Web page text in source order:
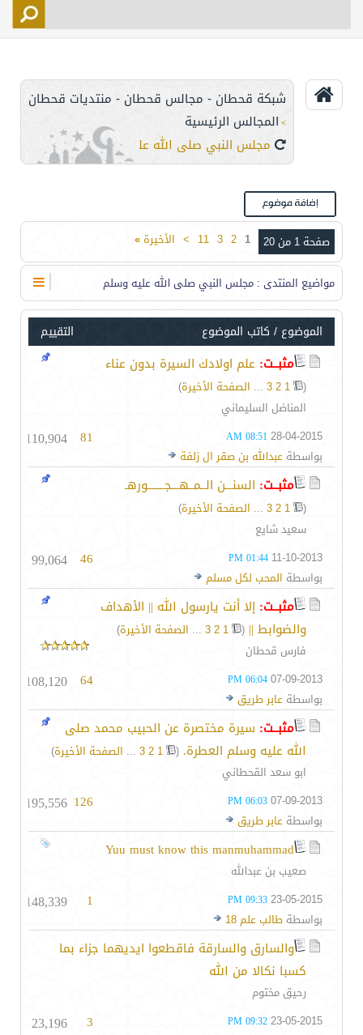
التحكم
شبكة قحطان - مجالس قحطان - منتديات قحطان
> المجالس الرئيسية
مجلس النبي صلى الله عليه وسلم
صفحة 1 من 20 1
2
3
11
> الأخيرة»
مواضيع المنتدى : مجلس النبي صلى الله عليه وسلم
التقييم الموضوع / كاتب الموضوع
مثبــت: علم اولادك السيرة بدون عناء
(
1
2
3
... الصفحة الأخيرة)
المناضل السليماني
28-04-2015
08:51 AM
بواسطة عبدالله بن صقر ال زلفة
81
110,904
مثبــت: السنـــن الــمــهـــجـــــــورهـ
(
1
2
3
... الصفحة الأخيرة)
سعيد شايع
11-10-2013
01:44 PM
بواسطة المحب لكل مسلم
46
99,064
مثبــت: إلا أنت يارسول الله || الأهداف
والضوابط || (
1
2
3
... الصفحة الأخيرة)
فارس قحطان
07-09-2013
06:04 PM
بواسطة عابر طريق
64
108,120
مثبــت: سيرة مختصرة عن الحبيب محمد صلى
الله عليه وسلم العطرة. (
1
2
3
... الصفحة الأخيرة)
ابو سعد القحطاني
07-09-2013
06:03 PM
بواسطة عابر طريق
126
195,556
Yuu must know this manmuhammad
صعيب بن عبدالله
23-05-2015
09:33 PM
بواسطة طالب علم 18
1
148,339
والسارق والسارقة فاقطعوا ايديهما جزاء بما
كسبا نكالا من الله
رحيق مختوم
23-05-2015
09:32 PM
3
23,196